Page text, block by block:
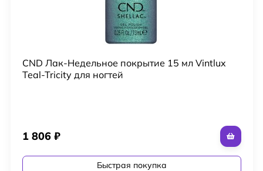
CND Лак-Недельное покрытие 15 мл Vintlux
Teal-Tricity для ногтей
1 806 ₽
Быстрая покупка